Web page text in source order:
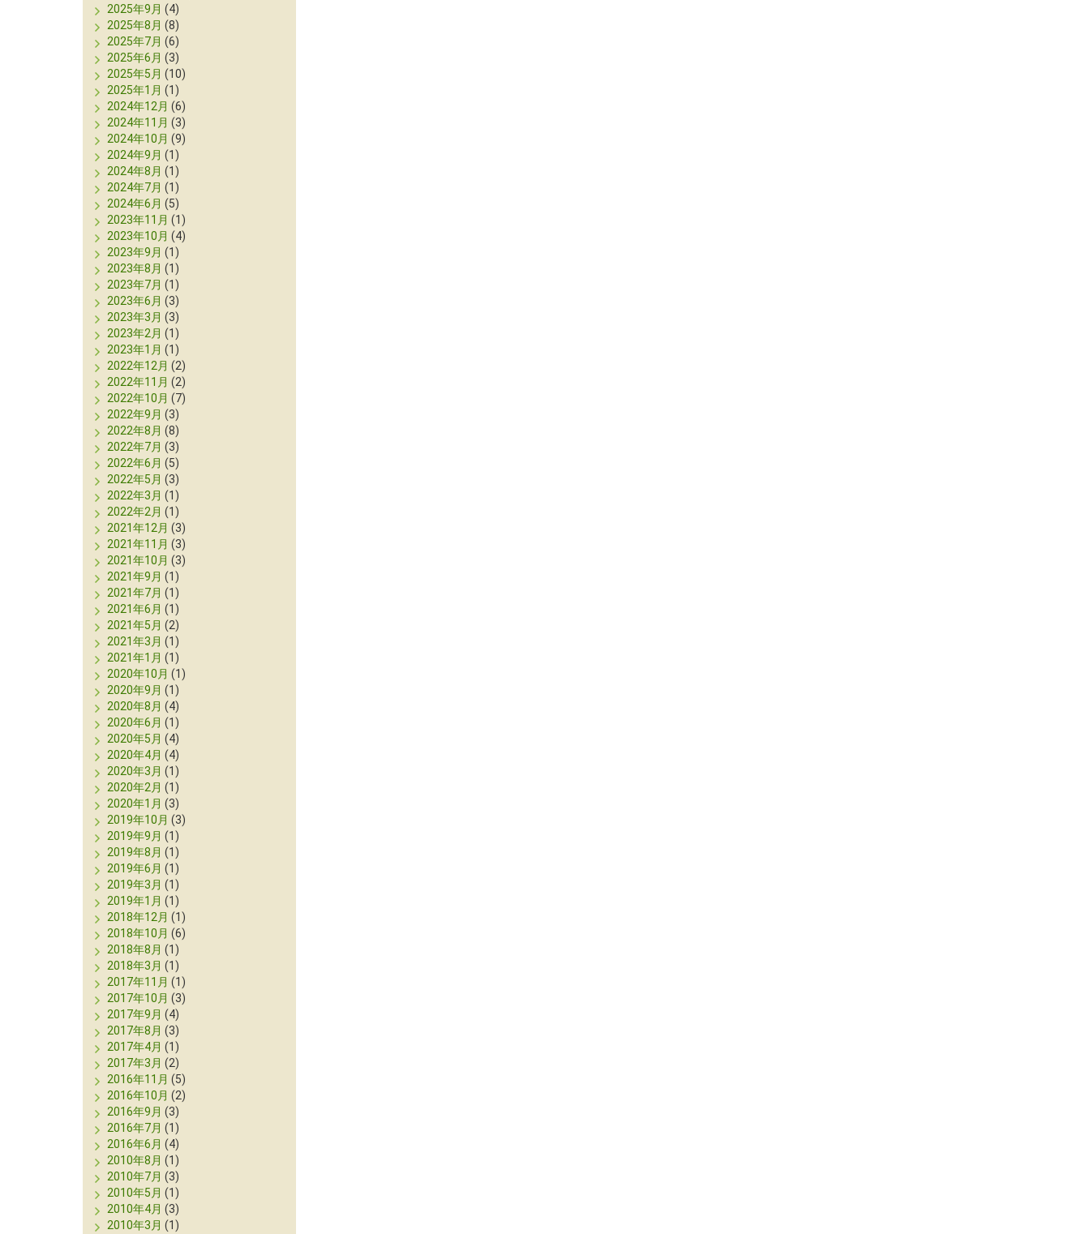
2025年9月 (4)
2025年8月 (8)
2025年7月 (6)
2025年6月 (3)
2025年5月 (10)
2025年1月 (1)
2024年12月 (6)
2024年11月 (3)
2024年10月 (9)
2024年9月 (1)
2024年8月 (1)
2024年7月 (1)
2024年6月 (5)
2023年11月 (1)
2023年10月 (4)
2023年9月 (1)
2023年8月 (1)
2023年7月 (1)
2023年6月 (3)
2023年3月 (3)
2023年2月 (1)
2023年1月 (1)
2022年12月 (2)
2022年11月 (2)
2022年10月 (7)
2022年9月 (3)
2022年8月 (8)
2022年7月 (3)
2022年6月 (5)
2022年5月 (3)
2022年3月 (1)
2022年2月 (1)
2021年12月 (3)
2021年11月 (3)
2021年10月 (3)
2021年9月 (1)
2021年7月 (1)
2021年6月 (1)
2021年5月 (2)
2021年3月 (1)
2021年1月 (1)
2020年10月 (1)
2020年9月 (1)
2020年8月 (4)
2020年6月 (1)
2020年5月 (4)
2020年4月 (4)
2020年3月 (1)
2020年2月 (1)
2020年1月 (3)
2019年10月 (3)
2019年9月 (1)
2019年8月 (1)
2019年6月 (1)
2019年3月 (1)
2019年1月 (1)
2018年12月 (1)
2018年10月 (6)
2018年8月 (1)
2018年3月 (1)
2017年11月 (1)
2017年10月 (3)
2017年9月 (4)
2017年8月 (3)
2017年4月 (1)
2017年3月 (2)
2016年11月 (5)
2016年10月 (2)
2016年9月 (3)
2016年7月 (1)
2016年6月 (4)
2010年8月 (1)
2010年7月 (3)
2010年5月 (1)
2010年4月 (3)
2010年3月 (1)